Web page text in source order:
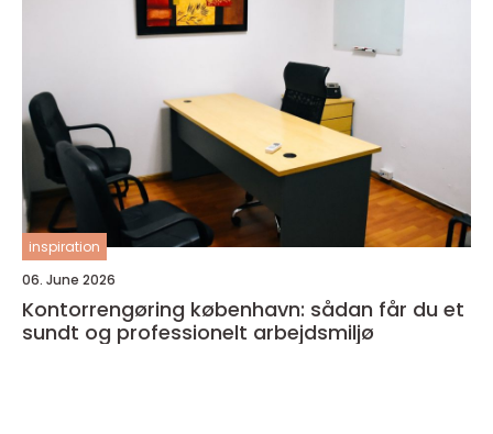
inspiration
06. June 2026
Kontorrengøring københavn: sådan får du et
sundt og professionelt arbejdsmiljø